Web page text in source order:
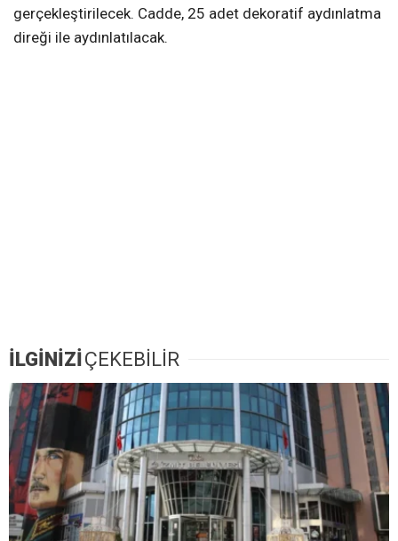
gerçekleştirilecek. Cadde, 25 adet dekoratif aydınlatma
direği ile aydınlatılacak.
İLGİNİZİÇEKEBİLİR